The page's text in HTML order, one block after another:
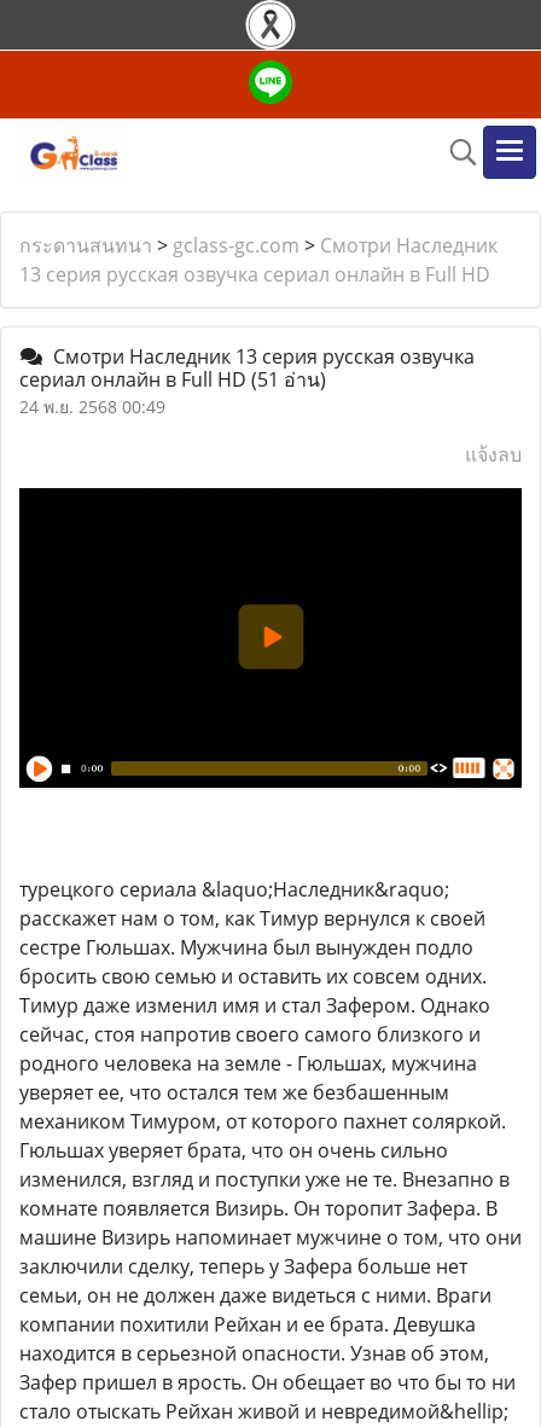
กระดานสนทนา > gclass-gc.com > Смотри Наследник
13 серия русская озвучка сериал онлайн в Full HD
Смотри Наследник 13 серия русская озвучка
сериал онлайн в Full HD (51 อ่าน)
24 พ.ย. 2568 00:49
แจ้งลบ
турецкого сериала &laquo;Наследник&raquo;
расскажет нам о том, как Тимур вернулся к своей
сестре Гюльшах. Мужчина был вынужден подло
бросить свою семью и оставить их совсем одних.
Тимур даже изменил имя и стал Зафером. Однако
сейчас, стоя напротив своего самого близкого и
родного человека на земле - Гюльшах, мужчина
уверяет ее, что остался тем же безбашенным
механиком Тимуром, от которого пахнет соляркой.
Гюльшах уверяет брата, что он очень сильно
изменился, взгляд и поступки уже не те. Внезапно в
комнате появляется Визирь. Он торопит Зафера. В
машине Визирь напоминает мужчине о том, что они
заключили сделку, теперь у Зафера больше нет
семьи, он не должен даже видеться с ними. Враги
компании похитили Рейхан и ее брата. Девушка
находится в серьезной опасности. Узнав об этом,
Зафер пришел в ярость. Он обещает во что бы то ни
стало отыскать Рейхан живой и невредимой&hellip;